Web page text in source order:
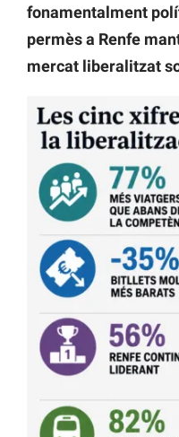
fonamentalment
permès a Renfe
mercat liberalitzat